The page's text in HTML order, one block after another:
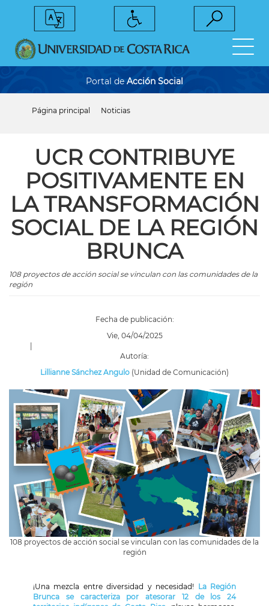
Portal de Acción Social
ayuda
navegación
Página principal Noticias
UCR CONTRIBUYE
POSITIVAMENTE EN
LA TRANSFORMACIÓN
SOCIAL DE LA REGIÓN
BRUNCA
108 proyectos de acción social se vinculan con las comunidades de la
región
Fecha de publicación:
Vie, 04/04/2025
|
Autoría:
Lillianne Sánchez Angulo (Unidad de Comunicación)
108 proyectos de acción social se vinculan con las comunidades de la
región
¡Una mezcla entre diversidad y necesidad! La Región
Brunca se caracteriza por atesorar 12 de los 24